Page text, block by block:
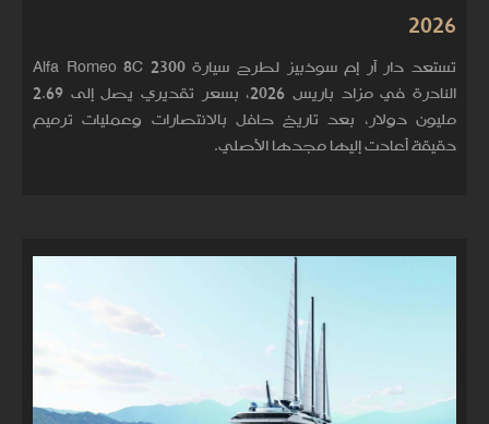
2026
تستعد دار آر إم سوذبيز لطرح سيارة Alfa Romeo 8C 2300
النادرة في مزاد باريس 2026، بسعر تقديري يصل إلى 2.69
مليون دولار، بعد تاريخ حافل بالانتصارات وعمليات ترميم
دقيقة أعادت إليها مجدها الأصلي.